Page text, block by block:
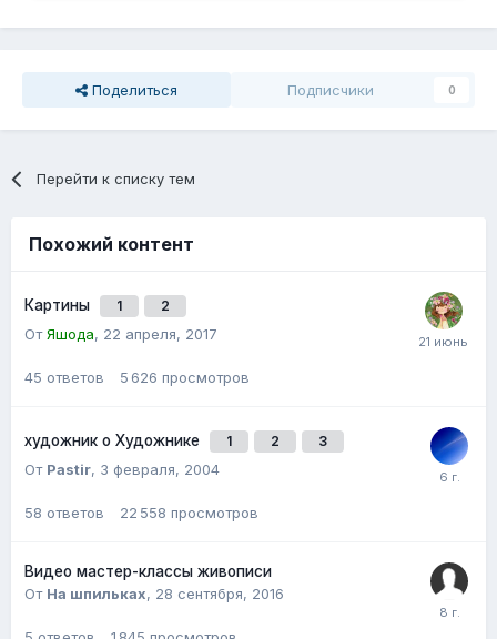
Поделиться Подписчики 0
Перейти к списку тем
Похожий контент
Картины 1 2
ОтЯшода, 22 апреля, 2017
45 ответов 5 626 просмотров
художник о Художнике 1 2 3
От Pastir, 3 февраля, 2004
58 ответов 22 558 просмотров
Видео мастер-классы живописи
От На шпильках, 28 сентября, 2016